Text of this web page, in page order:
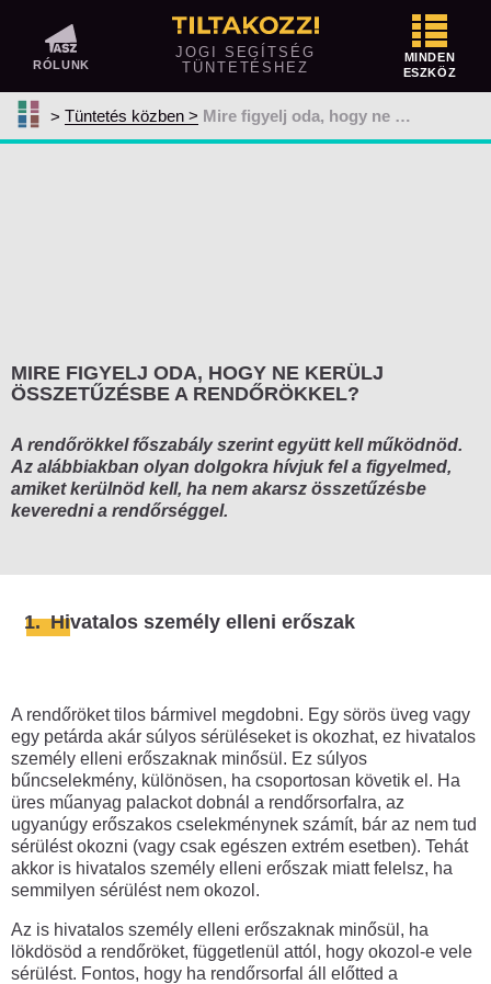
Tüntetés előtt
Megtiltotta vagy korlátozta a rendőrség
a tüntetésedet?
A résztvevők jogai és kötelezettségei
Kényszerítő eszközök alkalmazása
Mire figyelj oda, hogy ne kerülj
összetűzésbe a rendőrökkel?
Tüntetés vs. munkahely
Tüntetést szerveztél és szabálysértési
eljárás indult ellened?
Eljárás indult ellened a KRESZ
megsértése miatt?
Mi történik, ha a gyűlést feloszlatják?
Szervezőként milyen feladatod van a
Tiltakozás másképp
RÓLUNK
JOGI SEGÍTSÉG
TÜNTETÉSHEZ
MINDEN
ESZKÖZ
Tüntetés közben Mire figyelj oda, hogy ne kerülj összetűzésbe a rendőrökkel?
MIRE FIGYELJ ODA, HOGY NE KERÜLJ
ÖSSZETŰZÉSBE A RENDŐRÖKKEL?
A rendőrökkel főszabály szerint együtt kell működnöd.
Az alábbiakban olyan dolgokra hívjuk fel a figyelmed,
amiket kerülnöd kell, ha nem akarsz összetűzésbe
keveredni a rendőrséggel.
1. Hivatalos személy elleni erőszak
A rendőröket tilos bármivel megdobni. Egy sörös üveg vagy
egy petárda akár súlyos sérüléseket is okozhat, ez hivatalos
személy elleni erőszaknak minősül. Ez súlyos
bűncselekmény, különösen, ha csoportosan követik el. Ha
üres műanyag palackot dobnál a rendőrsorfalra, az
ugyanúgy erőszakos cselekménynek számít, bár az nem tud
sérülést okozni (vagy csak egészen extrém esetben). Tehát
akkor is hivatalos személy elleni erőszak miatt felelsz, ha
semmilyen sérülést nem okozol.
Az is hivatalos személy elleni erőszaknak minősül, ha
lökdösöd a rendőröket, függetlenül attól, hogy okozol-e vele
sérülést. Fontos, hogy ha rendőrsorfal áll előtted a